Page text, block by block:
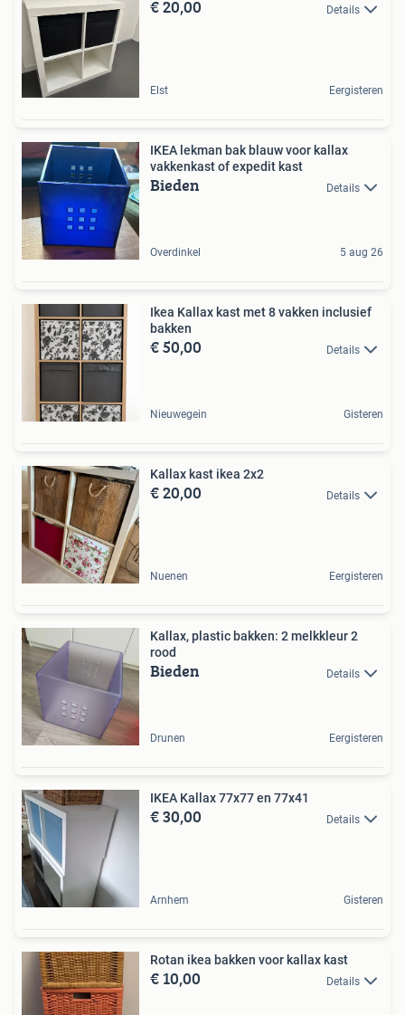
€ 20,00 Details
Elst Eergisteren
IKEA lekman bak blauw voor kallax
vakkenkast of expedit kast
Bieden Details
Overdinkel 5 aug 26
Ikea Kallax kast met 8 vakken inclusief
bakken
€ 50,00 Details
Nieuwegein Gisteren
Kallax kast ikea 2x2
€ 20,00 Details
Nuenen Eergisteren
Kallax, plastic bakken: 2 melkkleur 2
rood
Bieden Details
Drunen Eergisteren
IKEA Kallax 77x77 en 77x41
€ 30,00 Details
Arnhem Gisteren
Rotan ikea bakken voor kallax kast
€ 10,00 Details